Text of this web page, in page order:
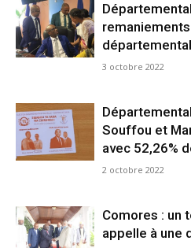
départemental
3 octobre 2022
Souffou et
avec 52,26%
2 octobre 2022
Comores : un
appelle à une